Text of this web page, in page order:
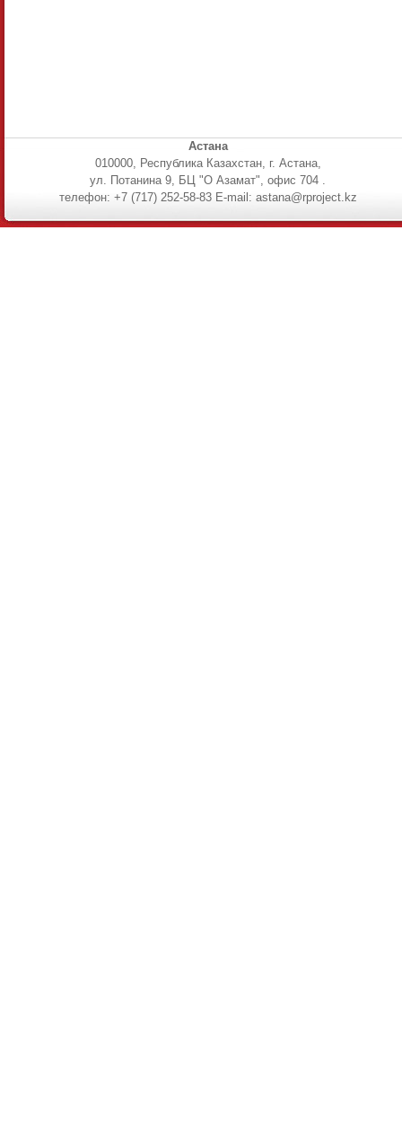
Астана
010000, Республика Казахстан, г. Астана,
ул. Потанина 9, БЦ "О Азамат", офис 704 .
телефон: +7 (717) 252-58-83 E-mail: astana@rproject.kz